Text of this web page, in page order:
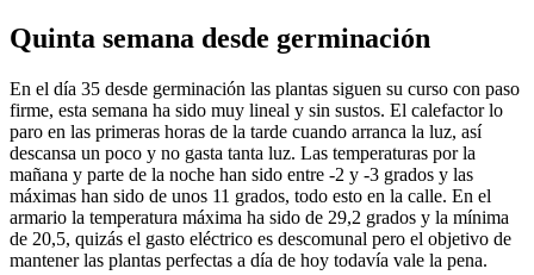
Quinta semana desde germinación
En el día 35 desde germinación las plantas siguen su curso con paso
firme, esta semana ha sido muy lineal y sin sustos. El calefactor lo
paro en las primeras horas de la tarde cuando arranca la luz, así
descansa un poco y no gasta tanta luz. Las temperaturas por la
mañana y parte de la noche han sido entre -2 y -3 grados y las
máximas han sido de unos 11 grados, todo esto en la calle. En el
armario la temperatura máxima ha sido de 29,2 grados y la mínima
de 20,5, quizás el gasto eléctrico es descomunal pero el objetivo de
mantener las plantas perfectas a día de hoy todavía vale la pena.